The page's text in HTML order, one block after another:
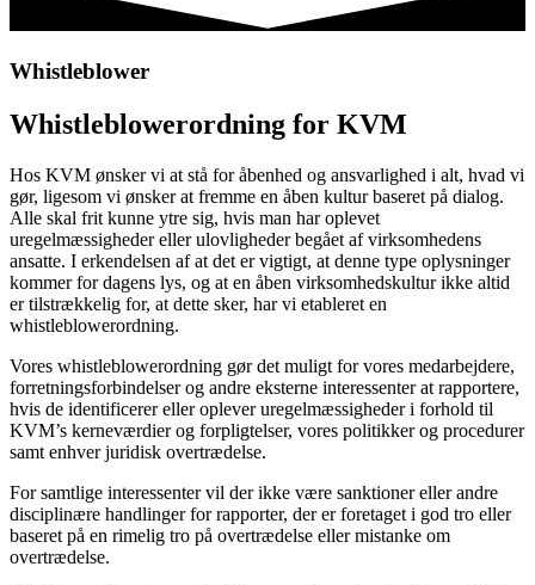
Whistleblower
Whistleblowerordning for KVM
Hos KVM ønsker vi at stå for åbenhed og ansvarlighed i alt, hvad vi
gør, ligesom vi ønsker at fremme en åben kultur baseret på dialog.
Alle skal frit kunne ytre sig, hvis man har oplevet
uregelmæssigheder eller ulovligheder begået af virksomhedens
ansatte. I erkendelsen af at det er vigtigt, at denne type oplysninger
kommer for dagens lys, og at en åben virksomhedskultur ikke altid
er tilstrækkelig for, at dette sker, har vi etableret en
whistleblowerordning.
Vores whistleblowerordning gør det muligt for vores medarbejdere,
forretningsforbindelser og andre eksterne interessenter at rapportere,
hvis de identificerer eller oplever uregelmæssigheder i forhold til
KVM’s kerneværdier og forpligtelser, vores politikker og procedurer
samt enhver juridisk overtrædelse.
For samtlige interessenter vil der ikke være sanktioner eller andre
disciplinære handlinger for rapporter, der er foretaget i god tro eller
baseret på en rimelig tro på overtrædelse eller mistanke om
overtrædelse.